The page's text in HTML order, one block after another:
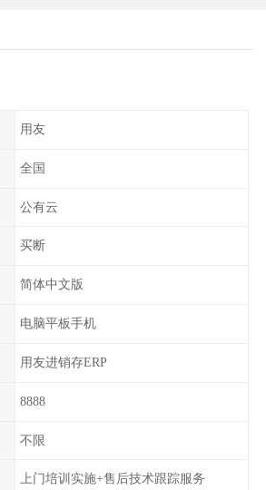
用友
全国
公有云
买断
简体中文版
电脑平板手机
用友进销存ERP
8888
不限
上门培训实施+售后技术跟踪服务